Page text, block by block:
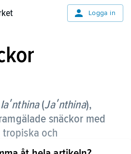
Logga in
Iaʹnthina(Jaʹnthina),
snäckor med
och